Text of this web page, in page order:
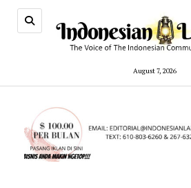
August 7, 2026